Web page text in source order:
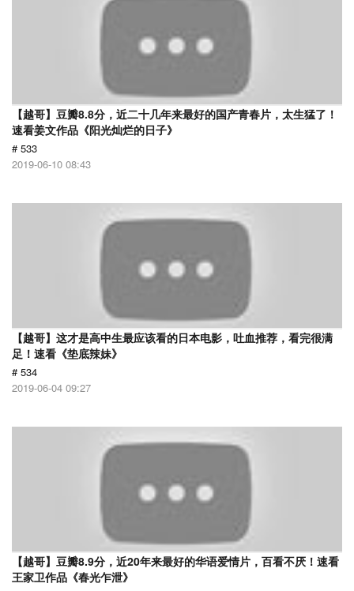
【越哥】豆瓣8.8分，近二十几年来最好的国产青春片，太生猛了！
速看姜文作品《阳光灿烂的日子》
# 533
2019-06-10 08:43
【越哥】这才是高中生最应该看的日本电影，吐血推荐，看完很满
足！速看《垫底辣妹》
# 534
2019-06-04 09:27
【越哥】豆瓣8.9分，近20年来最好的华语爱情片，百看不厌！速看
王家卫作品《春光乍泄》